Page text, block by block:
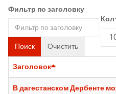
Фильтр по заголовку
Поиск Очистить
Заголовок
В дагестанском Дербенте